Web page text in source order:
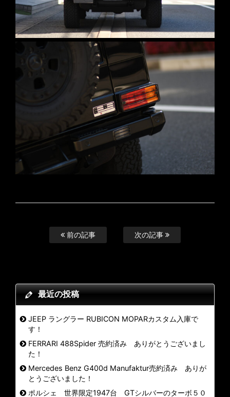
前の記事 次の記事
最近の投稿
JEEP ラングラー RUBICON MOPARカスタム入庫で
す！
FERRARI 488Spider 売約済み ありがとうございまし
た！
Mercedes Benz G400d Manufaktur売約済み ありが
とうございました！
ポルシェ 世界限定1947台 GTシルバーのターボ５０